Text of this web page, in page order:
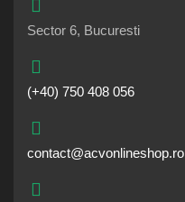
Sector 6, Bucuresti
(+40) 750 408 056
contact@acvonlineshop.ro